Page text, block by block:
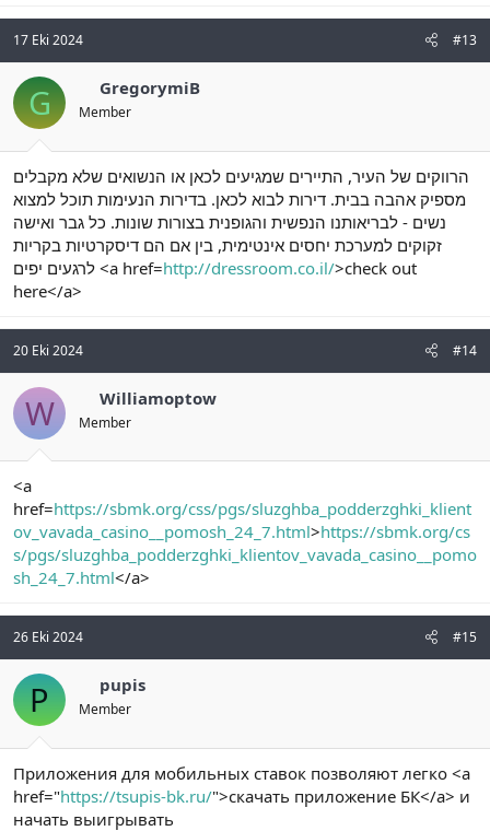
17 Eki 2024 #13
G GregorymiB
Member
הרווקים של העיר, התיירים שמגיעים לכאן או הנשואים שלא מקבלים
מספיק אהבה בבית. דירות לבוא לכאן. בדירות הנעימות תוכל למצוא
נשים - לבריאותנו הנפשית והגופנית בצורות שונות. כל גבר ואישה
זקוקים למערכת יחסים אינטימית, בין אם הם דיסקרטיות בקריות
לרגעים יפים <a href=http://dressroom.co.il/>check out
here</a>
20 Eki 2024 #14
W Williamoptow
Member
<a
href=https://sbmk.org/css/pgs/sluzghba_podderzghki_klient
ov_vavada_casino__pomosh_24_7.html>https://sbmk.org/cs
s/pgs/sluzghba_podderzghki_klientov_vavada_casino__pomo
sh_24_7.html</a>
26 Eki 2024 #15
P pupis
Member
Приложения для мобильных ставок позволяют легко <a
href="https://tsupis-bk.ru/">скачать приложение БК</a> и
начать выигрывать